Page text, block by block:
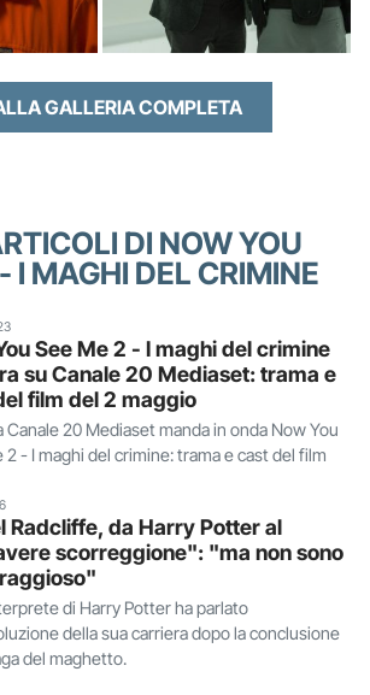
GALLERIA COMPLETA
DI NOW YOU
I MAGHI DEL CRIMINE
See Me 2 - I maghi del crimine
su Canale 20 Mediaset: trama e
film del 2 maggio
Canale 20 Mediaset manda in onda Now You
2 - I maghi del crimine: trama e cast del film
Radcliffe, da Harry Potter al
scorreggione": "ma non sono
di Harry Potter ha parlato
della sua carriera dopo la conclusione
del maghetto.